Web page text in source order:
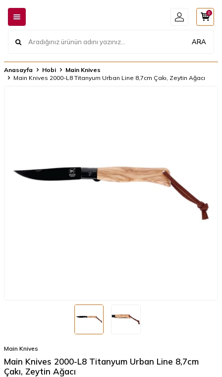
ARA
0
Anasayfa Hobi
Main Knives
Main Knives 2000-L8 Titanyum Urban Line 8,7cm Çakı, Zeytin Ağacı
Main Knives
Main Knives 2000-L8 Titanyum Urban Line 8,7cm
Çakı, Zeytin Ağacı